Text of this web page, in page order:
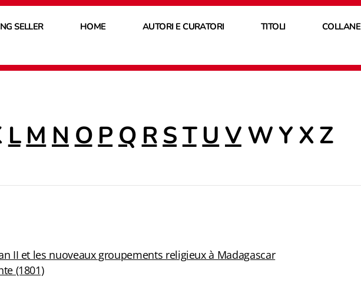
SELLER HOME AUTORI E CURATORI TITOLI COLLANE
LMNOPQRSTUVW Y X Z
II et les nuoveaux groupements religieux à Madagascar
(1801)